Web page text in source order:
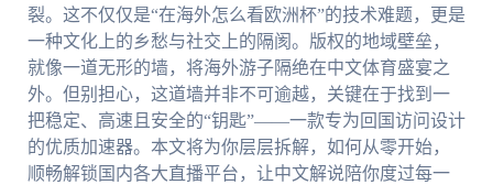
裂。这不仅仅是“在海外怎么看欧洲杯”的技术难题，更是
一种文化上的乡愁与社交上的隔阂。版权的地域壁垒，
就像一道无形的墙，将海外游子隔绝在中文体育盛宴之
外。但别担心，这道墙并非不可逾越，关键在于找到一
把稳定、高速且安全的“钥匙”——一款专为回国访问设计
的优质加速器。本文将为你层层拆解，如何从零开始，
顺畅解锁国内各大直播平台，让中文解说陪你度过每一